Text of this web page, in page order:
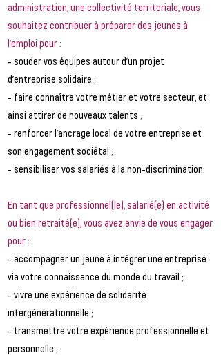
administration, une collectivité territoriale, vous
souhaitez contribuer à préparer des jeunes à
l’emploi pour :
- souder vos équipes autour d’un projet
d’entreprise solidaire ;
- faire connaître votre métier et votre secteur, et
ainsi attirer de nouveaux talents ;
- renforcer l’ancrage local de votre entreprise et
son engagement sociétal ;
- sensibiliser vos salariés à la non-discrimination.
En tant que professionnel(le), salarié(e) en activité
ou bien retraité(e), vous avez envie de vous engager
pour :
- accompagner un jeune à intégrer une entreprise
via votre connaissance du monde du travail ;
- vivre une expérience de solidarité
intergénérationnelle ;
- transmettre votre expérience professionnelle et
personnelle ;